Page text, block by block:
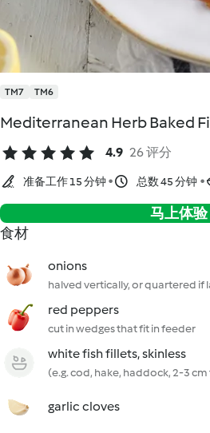
TM7 TM6
Mediterranean Herb Baked
4.9 26 评分
准备工作 15 分钟 总数 45 分钟
马上体验
食材
onions
halved vertically, or quartered if
red peppers
cut in wedges that fit in feeder
white fish fillets, skinless
(e.g. cod, hake, haddock, 2-3 cm
garlic cloves